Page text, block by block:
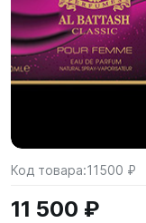
Код товара:11500 ₽
11 500 ₽